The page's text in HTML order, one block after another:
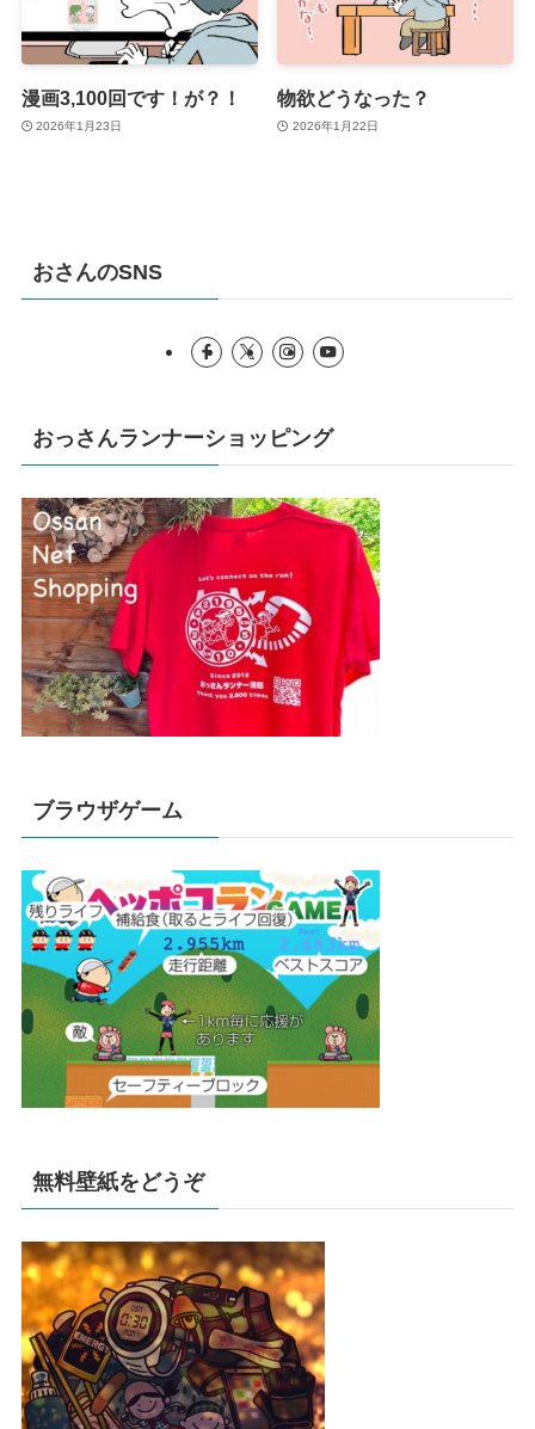
漫画3,100回です！が？！
2026年1月23日
物欲どうなった？
2026年1月22日
おさんのSNS
おっさんランナーショッピング
ブラウザゲーム
無料壁紙をどうぞ